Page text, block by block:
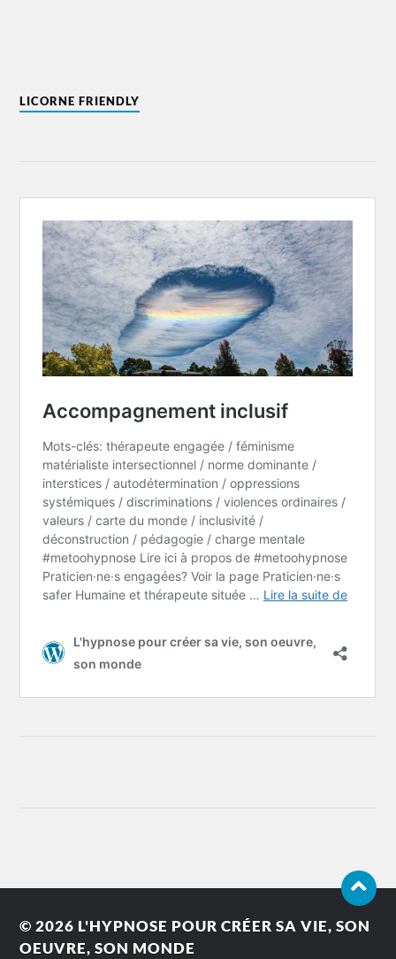
LICORNE FRIENDLY
© 2026 L'HYPNOSE POUR CRÉER SA VIE, SON
OEUVRE, SON MONDE